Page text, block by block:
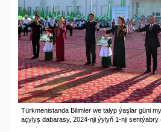
Türkmenistanda Bilimler we talyp ýaşlar güni
açylyş dabarasy, 2024-nji ýylyň 1-nji sentýabry